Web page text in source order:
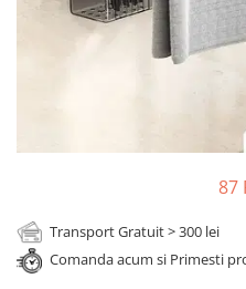
Cadouri Fete
Pentru Copilul din tine
Cadouri pentru Prieteni
Cani si Termosuri
Cadouri Sfantul Alexandru
87
Transport Gratuit > 300 lei
Comanda acum si Primesti